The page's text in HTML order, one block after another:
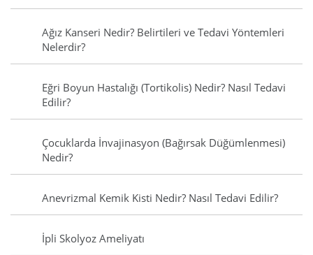
Ağız Kanseri Nedir? Belirtileri ve Tedavi Yöntemleri
Nelerdir?
Eğri Boyun Hastalığı (Tortikolis) Nedir? Nasıl Tedavi
Edilir?
Çocuklarda İnvajinasyon (Bağırsak Düğümlenmesi)
Nedir?
Anevrizmal Kemik Kisti Nedir? Nasıl Tedavi Edilir?
İpli Skolyoz Ameliyatı